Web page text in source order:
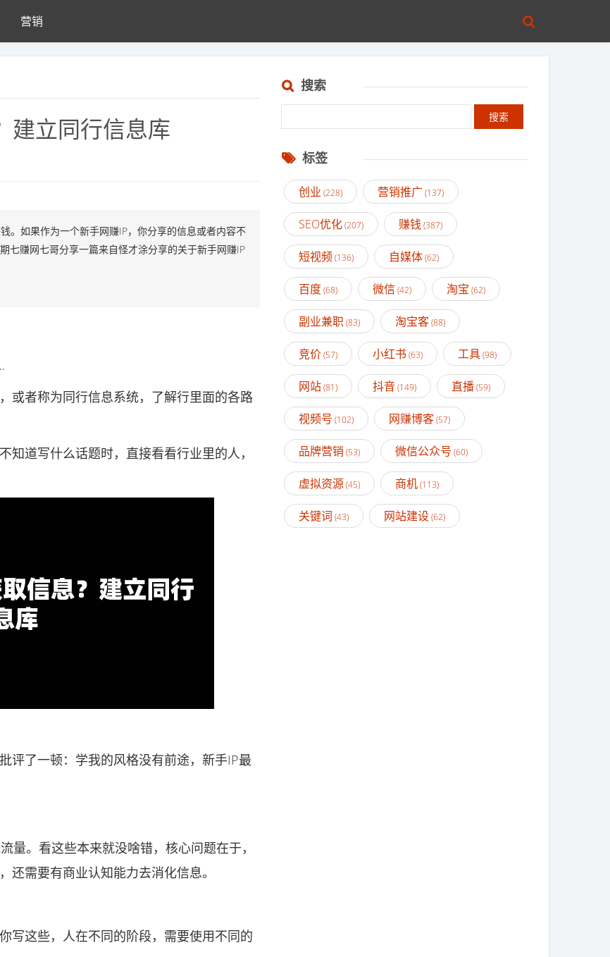
营销
建立同行信息库
。如果作为一个新手网赚IP，你分享的信息或者内容不
七赚网七哥分享一篇来自怪才涂分享的关于新手网赚IP
者称为同行信息系统，了解行里面的各路
道写什么话题时，直接看看行业里的人，
了一顿：学我的风格没有前途，新手IP最
。看这些本来就没啥错，核心问题在于，
需要有商业认知能力去消化信息。
这些，人在不同的阶段，需要使用不同的
搜索
标签
创业 (228) 营销推广 (137)
SEO优化(207) 赚钱(387)
短视频(136) 自媒体(62)
百度(68) 微信(42) 淘宝 (62)
副业兼职 (83) 淘宝客(88)
竞价(57) 小红书 (63) 工具(98)
网站(81) 抖音(149) 直播(59)
视频号 (102) 网赚博客(57)
品牌营销 (53) 微信公众号 (60)
虚拟资源(45) 商机(113)
关键词 (43) 网站建设(62)